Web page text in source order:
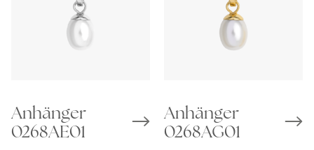
Anhänger
0268AE01
Anhänger
0268AG01